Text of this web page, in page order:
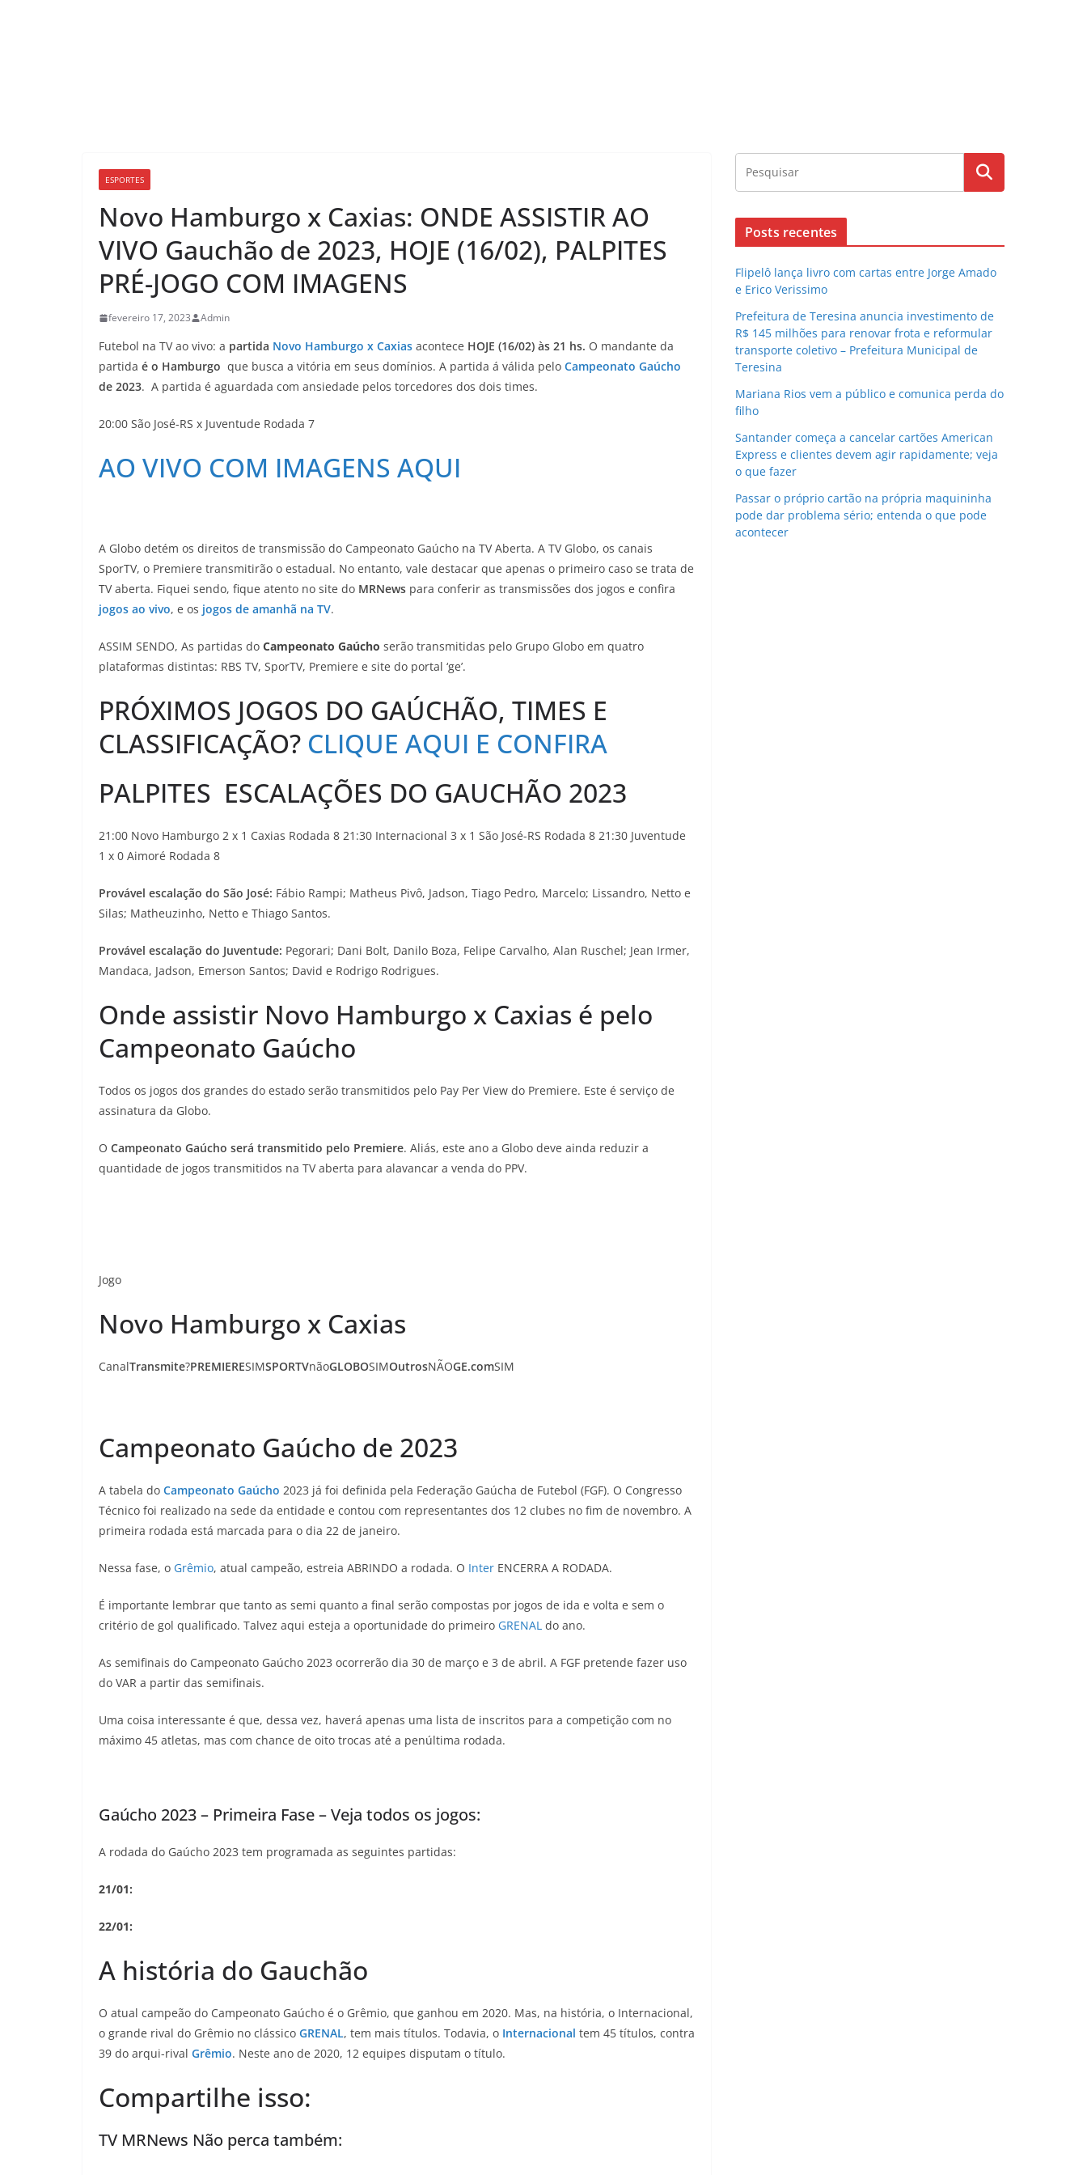
ESPORTES
Novo Hamburgo x Caxias: ONDE ASSISTIR AO
VIVO Gauchão de 2023, HOJE (16/02), PALPITES
PRÉ-JOGO COM IMAGENS
fevereiro 17, 2023 Admin
Futebol na TV ao vivo: a partida Novo Hamburgo x Caxias acontece HOJE (16/02) às 21 hs. O mandante da
partida é o Hamburgo que busca a vitória em seus domínios. A partida á válida pelo Campeonato Gaúcho
de 2023. A partida é aguardada com ansiedade pelos torcedores dos dois times.
20:00 São José-RS x Juventude Rodada 7
AO VIVO COM IMAGENS AQUI
A Globo detém os direitos de transmissão do Campeonato Gaúcho na TV Aberta. A TV Globo, os canais
SporTV, o Premiere transmitirão o estadual. No entanto, vale destacar que apenas o primeiro caso se trata de
TV aberta. Fiquei sendo, fique atento no site do MRNews para conferir as transmissões dos jogos e confira
jogos ao vivo, e os jogos de amanhã na TV.
ASSIM SENDO, As partidas do Campeonato Gaúcho serão transmitidas pelo Grupo Globo em quatro
plataformas distintas: RBS TV, SporTV, Premiere e site do portal ‘ge’.
PRÓXIMOS JOGOS DO GAÚCHÃO, TIMES E
CLASSIFICAÇÃO? CLIQUE AQUI E CONFIRA
PALPITES ESCALAÇÕES DO GAUCHÃO 2023
21:00 Novo Hamburgo 2 x 1 Caxias Rodada 8 21:30 Internacional 3 x 1 São José-RS Rodada 8 21:30 Juventude
1 x 0 Aimoré Rodada 8
Provável escalação do São José: Fábio Rampi; Matheus Pivô, Jadson, Tiago Pedro, Marcelo; Lissandro, Netto e
Silas; Matheuzinho, Netto e Thiago Santos.
Provável escalação do Juventude: Pegorari; Dani Bolt, Danilo Boza, Felipe Carvalho, Alan Ruschel; Jean Irmer,
Mandaca, Jadson, Emerson Santos; David e Rodrigo Rodrigues.
Onde assistir Novo Hamburgo x Caxias é pelo
Campeonato Gaúcho
Todos os jogos dos grandes do estado serão transmitidos pelo Pay Per View do Premiere. Este é serviço de
assinatura da Globo.
O Campeonato Gaúcho será transmitido pelo Premiere. Aliás, este ano a Globo deve ainda reduzir a
quantidade de jogos transmitidos na TV aberta para alavancar a venda do PPV.
Jogo
Novo Hamburgo x Caxias
CanalTransmite?PREMIERESIMSPORTVnãoGLOBOSIMOutrosNÃOGE.comSIM
Campeonato Gaúcho de 2023
A tabela do Campeonato Gaúcho 2023 já foi definida pela Federação Gaúcha de Futebol (FGF). O Congresso
Técnico foi realizado na sede da entidade e contou com representantes dos 12 clubes no fim de novembro. A
primeira rodada está marcada para o dia 22 de janeiro.
Nessa fase, o Grêmio, atual campeão, estreia ABRINDO a rodada. O Inter ENCERRA A RODADA.
É importante lembrar que tanto as semi quanto a final serão compostas por jogos de ida e volta e sem o
critério de gol qualificado. Talvez aqui esteja a oportunidade do primeiro GRENAL do ano.
As semifinais do Campeonato Gaúcho 2023 ocorrerão dia 30 de março e 3 de abril. A FGF pretende fazer uso
do VAR a partir das semifinais.
Uma coisa interessante é que, dessa vez, haverá apenas uma lista de inscritos para a competição com no
máximo 45 atletas, mas com chance de oito trocas até a penúltima rodada.
Gaúcho 2023 – Primeira Fase – Veja todos os jogos:
A rodada do Gaúcho 2023 tem programada as seguintes partidas:
21/01:
22/01:
A história do Gauchão
O atual campeão do Campeonato Gaúcho é o Grêmio, que ganhou em 2020. Mas, na história, o Internacional,
o grande rival do Grêmio no clássico GRENAL, tem mais títulos. Todavia, o Internacional tem 45 títulos, contra
39 do arqui-rival Grêmio. Neste ano de 2020, 12 equipes disputam o título.
Compartilhe isso:
TV MRNews Não perca também:
Posts recentes
Flipelô lança livro com cartas entre Jorge Amado
e Erico Verissimo
Prefeitura de Teresina anuncia investimento de
R$ 145 milhões para renovar frota e reformular
transporte coletivo – Prefeitura Municipal de
Teresina
Mariana Rios vem a público e comunica perda do
filho
Santander começa a cancelar cartões American
Express e clientes devem agir rapidamente; veja
o que fazer
Passar o próprio cartão na própria maquininha
pode dar problema sério; entenda o que pode
acontecer